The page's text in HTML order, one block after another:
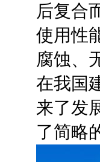
后复合
使用性
腐蚀、
在我国
来了发
了简略